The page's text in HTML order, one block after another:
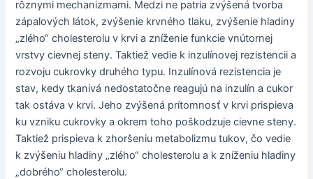
rôznymi mechanizmami. Medzi ne patria zvýšená tvorba
zápalových látok, zvýšenie krvného tlaku, zvýšenie hladiny
„zlého“ cholesterolu v krvi a zníženie funkcie vnútornej
vrstvy cievnej steny. Taktiež vedie k inzulínovej rezistencii a
rozvoju cukrovky druhého typu. Inzulínová rezistencia je
stav, kedy tkanivá nedostatočne reagujú na inzulín a cukor
tak ostáva v krvi. Jeho zvýšená prítomnosť v krvi prispieva
ku vzniku cukrovky a okrem toho poškodzuje cievne steny.
Taktiež prispieva k zhoršeniu metabolizmu tukov, čo vedie
k zvýšeniu hladiny „zlého“ cholesterolu a k zníženiu hladiny
„dobrého“ cholesterolu.